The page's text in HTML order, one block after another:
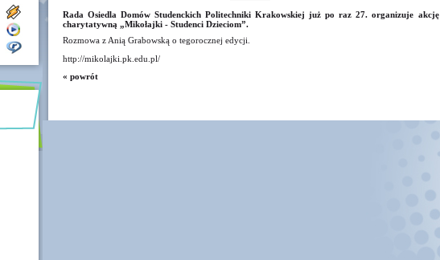
Rada Osiedla Domów Studenckich Politechniki Krakowskiej już po raz 27. organizuje akcję
charytatywną „Mikołajki - Studenci Dzieciom”.
Rozmowa z Anią Grabowską o tegorocznej edycji.
http://mikolajki.pk.edu.pl/
« powrót